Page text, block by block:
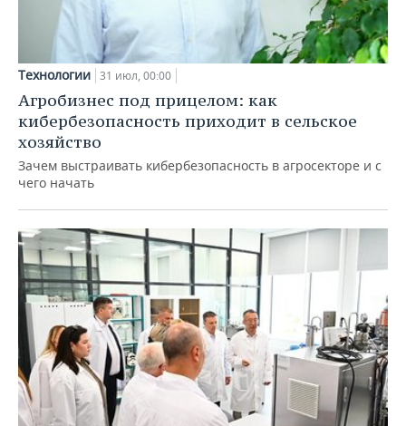
Технологии 31 июл, 00:00
Агробизнес под прицелом: как
кибербезопасность приходит в сельское
хозяйство
Зачем выстраивать кибербезопасность в агросекторе и с
чего начать